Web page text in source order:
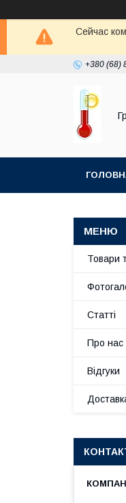
Сейчас
+380 (68)
Товари
Статті
Про нас
Відгуки